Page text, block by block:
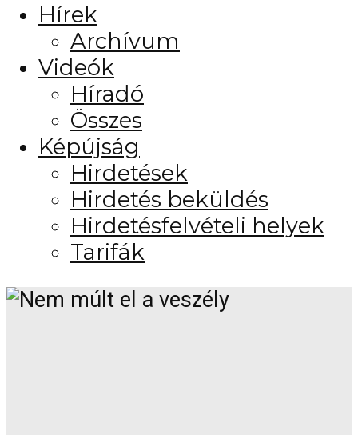
Hírek
Archívum
Videók
Híradó
Összes
Képújság
Hirdetések
Hirdetés beküldés
Hirdetésfelvételi helyek
Tarifák